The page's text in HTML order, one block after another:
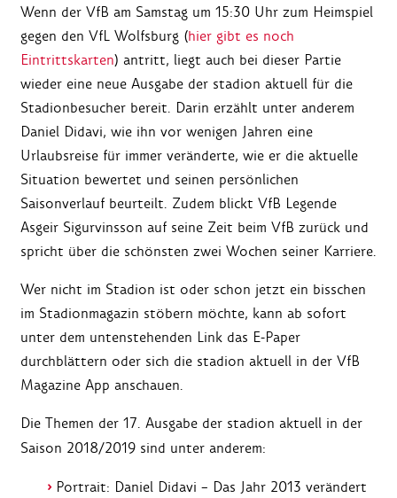
Wenn der VfB am Samstag um 15:30 Uhr zum Heimspiel
gegen den VfL Wolfsburg (hier gibt es noch
Eintrittskarten) antritt, liegt auch bei dieser Partie
wieder eine neue Ausgabe der stadion aktuell für die
Stadionbesucher bereit. Darin erzählt unter anderem
Daniel Didavi, wie ihn vor wenigen Jahren eine
Urlaubsreise für immer veränderte, wie er die aktuelle
Situation bewertet und seinen persönlichen
Saisonverlauf beurteilt. Zudem blickt VfB Legende
Asgeir Sigurvinsson auf seine Zeit beim VfB zurück und
spricht über die schönsten zwei Wochen seiner Karriere.
Wer nicht im Stadion ist oder schon jetzt ein bisschen
im Stadionmagazin stöbern möchte, kann ab sofort
unter dem untenstehenden Link das E-Paper
durchblättern oder sich die stadion aktuell in der VfB
Magazine App anschauen.
Die Themen der 17. Ausgabe der stadion aktuell in der
Saison 2018/2019 sind unter anderem:
Portrait: Daniel Didavi – Das Jahr 2013 verändert